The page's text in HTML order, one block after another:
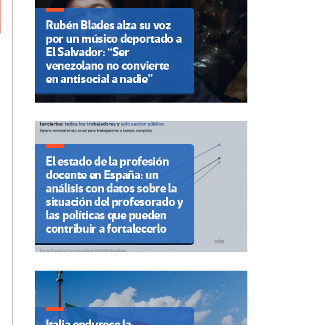
Rubén Blades alza su voz
por un músico deportado a
El Salvador: “Ser
venezolano no convierte
en antisocial a nadie”
El estado de la profesión
docente en España: un
análisis con datos sobre la
situación del profesorado y
las políticas que pueden
contribuir a fortalecerlo